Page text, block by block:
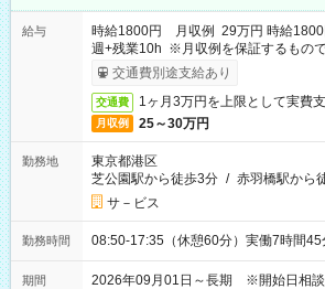
給与
時給1800円 月収例 29万円 時給
週+残業10h ※月収例を保証するもので
交通費別途支給あり
交通費 1ヶ月3万円を上限として実費
月収例 25～30万円
勤務地
東京都港区
芝公園駅から徒歩3分 / 赤羽橋駅から
サ－ビス
勤務時間 08:50-17:35（休憩60分）実働7時間45
期間 2026年09月01日～長期 ※開始日相